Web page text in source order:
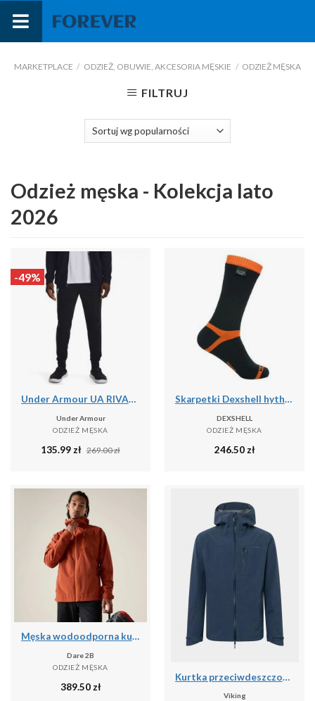
treści
MARKETPLACE / ODZIEŻ, OBUWIE, AKCESORIA MĘSKIE / ODZIEŻ MĘSKA
FILTRUJ
Odzież męska - Kolekcja lato
2026
-49%
Under Armour UA RIVAL TERRY JOGGER Spodnie dresowe męskie
Under Armour
ODZIEŻ MĘSKA
135.99 zł 269.00zł
Skarpetki Dexshell hytherm pro
DEXSHELL
ODZIEŻ MĘSKA
246.50 zł
Męska wodoodporna kurtka Breathe Out
Dare 2B
ODZIEŻ MĘSKA
389.50 zł
Kurtka przeciwdeszczowa męska Viking Trek Pro 2.5
Viking